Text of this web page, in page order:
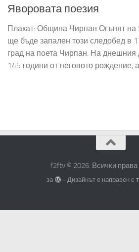
Яворовата поезия
Плакат: Община Чирпан Огънят на
ще бъде запален този следобед в
град на поета Чирпан. На
145 години от неговото рождение,
f2ftv © 2026. Всички права
за - Дизайнът е направен с